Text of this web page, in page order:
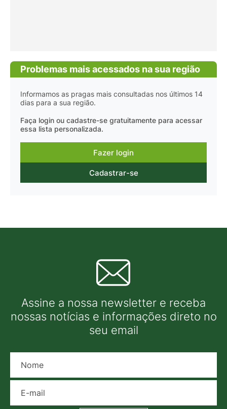
Problemas mais acessados na sua região
Informamos as pragas mais consultadas nos últimos 14
dias para a sua região.
Faça login ou cadastre-se gratuitamente para acessar
essa lista personalizada.
Fazer login
Cadastrar-se
Assine a nossa newsletter e receba
nossas notícias e informações direto no
seu email